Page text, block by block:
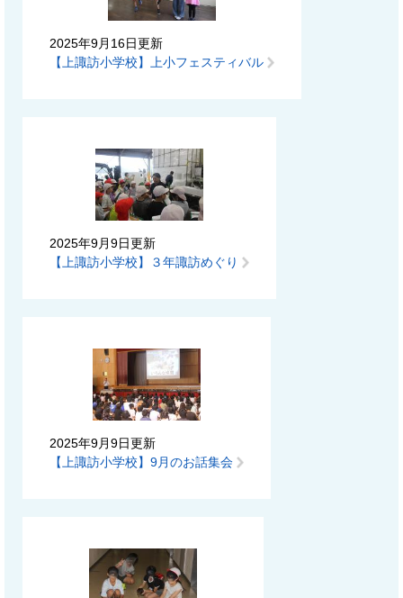
2025年9月16日更新
【上諏訪小学校】上小フェスティバル
2025年9月9日更新
【上諏訪小学校】３年諏訪めぐり
2025年9月9日更新
【上諏訪小学校】9月のお話集会